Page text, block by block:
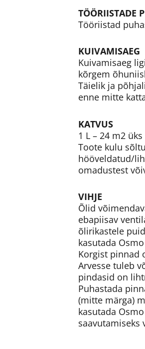
TÖÖRIISTADE
Tööriistad
KUIVAMISAEG
Kuivamisaeg
kõrgem
Täielik ja
enne mitte
KATVUS
1 L – 24 m2
Toote kulu
hööveldatud/
omadustest
VIHJE
Õlid
ebapiisav
õlirikastele
kasutada
Korgist pinnad
Arvesse tuleb
pindasid on
Puhastada
(mitte märga)
kasutada
saavutamiseks